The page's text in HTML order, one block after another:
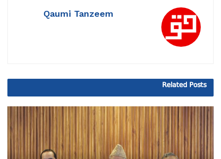
Qaumi Tanzeem
Related Posts